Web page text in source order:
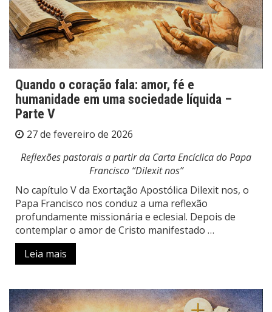
Quando o coração fala: amor, fé e
humanidade em uma sociedade líquida –
Parte V
27 de fevereiro de 2026
Reflexões pastorais a partir da Carta Encíclica do Papa
Francisco “Dilexit nos”
No capítulo V da Exortação Apostólica Dilexit nos, o
Papa Francisco nos conduz a uma reflexão
profundamente missionária e eclesial. Depois de
contemplar o amor de Cristo manifestado …
Leia mais